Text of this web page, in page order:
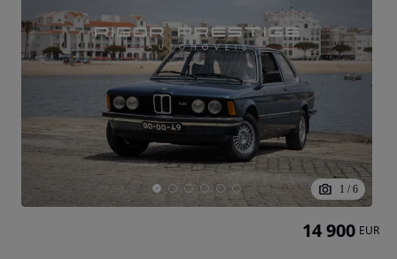
1 / 6
14 900 EUR